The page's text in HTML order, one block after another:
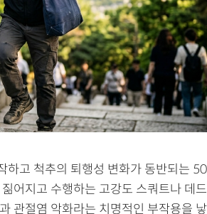
하고 척추의 퇴행성 변화가 동반되는
어지고 수행하는 고강도 스쿼트나 데
관절염 악화라는 치명적인 부작용을